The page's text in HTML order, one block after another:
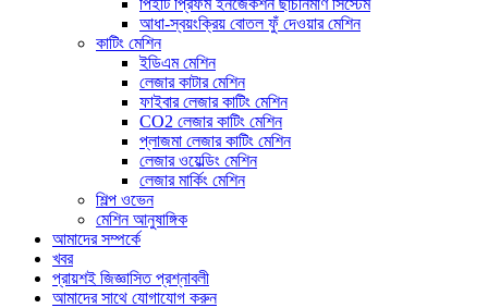
পিইটি প্রিফর্ম ইনজেকশন ছাঁচনির্মাণ সিস্টেম
আধা-স্বয়ংক্রিয় বোতল ফুঁ দেওয়ার মেশিন
কাটিং মেশিন
ইডিএম মেশিন
লেজার কাটার মেশিন
ফাইবার লেজার কাটিং মেশিন
CO2 লেজার কাটিং মেশিন
প্লাজমা লেজার কাটিং মেশিন
লেজার ওয়েল্ডিং মেশিন
লেজার মার্কিং মেশিন
শিল্প ওভেন
মেশিন আনুষাঙ্গিক
আমাদের সম্পর্কে
খবর
প্রায়শই জিজ্ঞাসিত প্রশ্নাবলী
আমাদের সাথে যোগাযোগ করুন